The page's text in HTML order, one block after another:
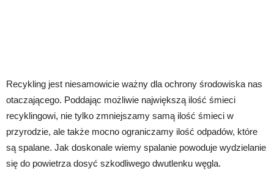
Recykling jest niesamowicie ważny dla ochrony środowiska nas
otaczającego. Poddając możliwie największą ilość śmieci
recyklingowi, nie tylko zmniejszamy samą ilość śmieci w
przyrodzie, ale także mocno ograniczamy ilość odpadów, które
są spalane. Jak doskonale wiemy spalanie powoduje wydzielanie
się do powietrza dosyć szkodliwego dwutlenku węgla.